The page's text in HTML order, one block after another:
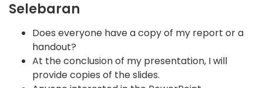
Selebaran
Does everyone have a copy of my report or a
handout?
At the conclusion of my presentation, I will
provide copies of the slides.